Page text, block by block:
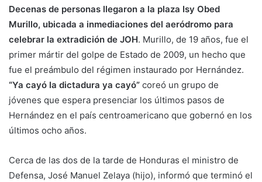
Decenas de personas llegaron a la plaza Isy Obed
Murillo, ubicada a inmediaciones del aeródromo para
celebrar la extradición de JOH. Murillo, de 19 años, fue el
primer mártir del golpe de Estado de 2009, un hecho que
fue el preámbulo del régimen instaurado por Hernández.
“Ya cayó la dictadura ya cayó” coreó un grupo de
jóvenes que espera presenciar los últimos pasos de
Hernández en el país centroamericano que gobernó en los
últimos ocho años.
Cerca de las dos de la tarde de Honduras el ministro de
Defensa, José Manuel Zelaya (hijo), informó que terminó el